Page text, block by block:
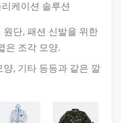
케이션 솔루션
단, 패션 신발을 위한
은 조각 모양.
, 기타 등등과 같은 깔